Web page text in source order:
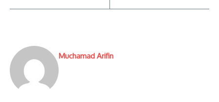
Muchamad Arifin